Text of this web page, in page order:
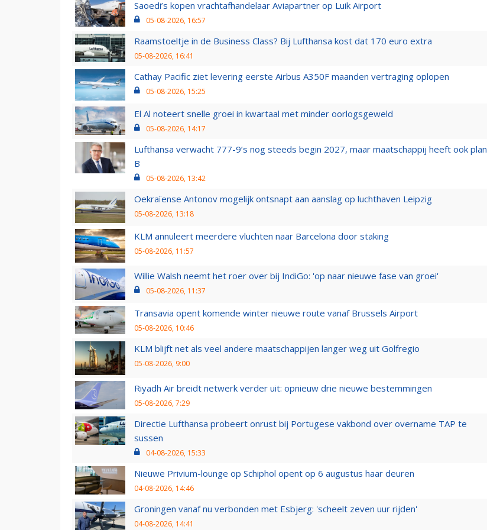
Saoedi’s kopen vrachtafhandelaar Aviapartner op Luik Airport
05-08-2026, 16:57
Raamstoeltje in de Business Class? Bij Lufthansa kost dat 170 euro extra
05-08-2026, 16:41
Cathay Pacific ziet levering eerste Airbus A350F maanden vertraging oplopen
05-08-2026, 15:25
El Al noteert snelle groei in kwartaal met minder oorlogsgeweld
05-08-2026, 14:17
Lufthansa verwacht 777-9’s nog steeds begin 2027, maar maatschappij heeft ook plan
B
05-08-2026, 13:42
Oekraïense Antonov mogelijk ontsnapt aan aanslag op luchthaven Leipzig
05-08-2026, 13:18
KLM annuleert meerdere vluchten naar Barcelona door staking
05-08-2026, 11:57
Willie Walsh neemt het roer over bij IndiGo: 'op naar nieuwe fase van groei'
05-08-2026, 11:37
Transavia opent komende winter nieuwe route vanaf Brussels Airport
05-08-2026, 10:46
KLM blijft net als veel andere maatschappijen langer weg uit Golfregio
05-08-2026, 9:00
Riyadh Air breidt netwerk verder uit: opnieuw drie nieuwe bestemmingen
05-08-2026, 7:29
Directie Lufthansa probeert onrust bij Portugese vakbond over overname TAP te
sussen
04-08-2026, 15:33
Nieuwe Privium-lounge op Schiphol opent op 6 augustus haar deuren
04-08-2026, 14:46
Groningen vanaf nu verbonden met Esbjerg: 'scheelt zeven uur rijden'
04-08-2026, 14:41